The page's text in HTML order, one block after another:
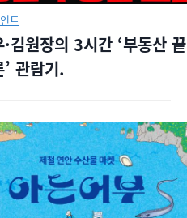
트
·김원장의 3시간 ‘부동산 끝
관람기.